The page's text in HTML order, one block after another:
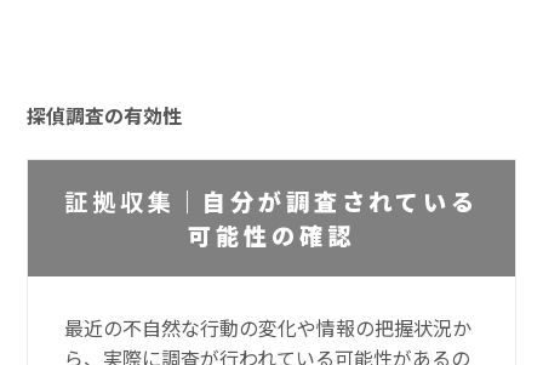
探偵調査の有効性
証拠収集｜ 自分が調査されている
可能性の確認
最近の不自然な行動の変化や情報の把握状況か
ら、実際に調査が行われている可能性があるの